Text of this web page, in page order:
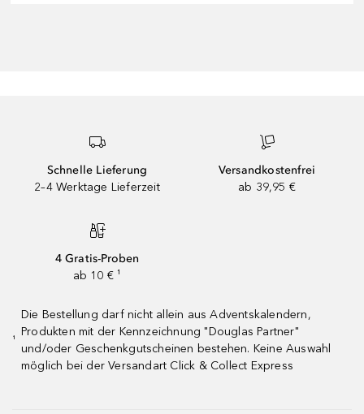
Schnelle Lieferung
2–4 Werktage Lieferzeit
Versandkostenfrei
ab 39,95 €
4 Gratis-Proben
ab 10 € ¹
¹
Die Bestellung darf nicht allein aus Adventskalendern,
Produkten mit der Kennzeichnung "Douglas Partner"
und/oder Geschenkgutscheinen bestehen. Keine Auswahl
möglich bei der Versandart Click & Collect Express